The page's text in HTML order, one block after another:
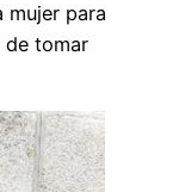
mujer para
de tomar